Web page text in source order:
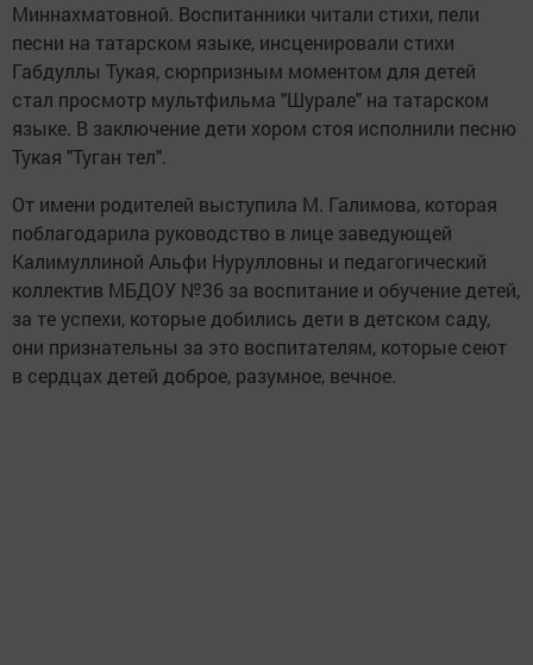
Миннахматовной. Воспитанники читали стихи, пели
песни на татарском языке, инсценировали стихи
Габдуллы Тукая, сюрпризным моментом для детей
стал просмотр мультфильма "Шурале" на татарском
языке. В заключение дети хором стоя исполнили песню
Тукая "Туган тел".
От имени родителей выступила М. Галимова, которая
поблагодарила руководство в лице заведующей
Калимуллиной Альфи Нурулловны и педагогический
коллектив МБДОУ №36 за воспитание и обучение детей,
за те успехи, которые добились дети в детском саду,
они признательны за это воспитателям, которые сеют
в сердцах детей доброе, разумное, вечное.